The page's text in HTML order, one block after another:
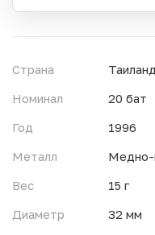
Период действия
Время до
22
Страна
Таиланд
Номинал
20 бат
Год
1996
Металл
Медно-
Вес
15 г
Диаметр
32 мм